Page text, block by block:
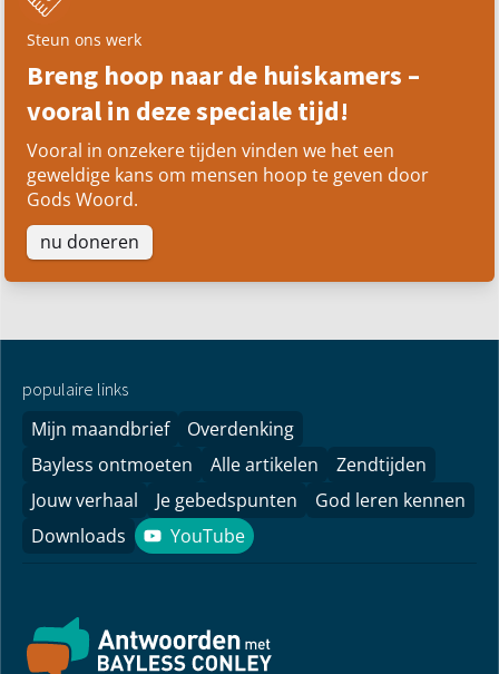
Steun ons werk
Breng hoop naar de huiskamers –
vooral in deze speciale tijd!
Vooral in onzekere tijden vinden we het een
geweldige kans om mensen hoop te geven door
Gods Woord.
nu doneren
populaire links
Mijn maandbrief
Overdenking
Bayless ontmoeten
Alle artikelen
Zendtijden
Jouw verhaal
Je gebedspunten
God leren kennen
Downloads
YouTube
YouTube